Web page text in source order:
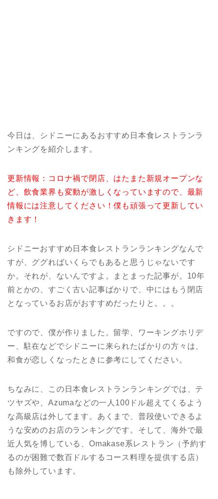
今日は、シドニーにあるおすすめ日本食レストランラ
ンキングを紹介します。
更新情報：コロナ禍で閉店、はたまた新規オープンな
ど、飲食業界も変動が激しくなっていますので、最新
情報には注意してください！僕も頑張って更新してい
きます！
シドニーおすすめ日本食レストランランキングなんで
すが、ググればいくらでもあると思うじゃないです
か。それが、ないんですよ。まとまった記事が。10年
前とかの、すごく古い記事ばかりで、中にはもう閉店
となっているお店がおすすめだったりと。。。
ですので、僕が作りました。留学、ワーキングホリデ
ー、駐在などでシドニーに来られたばかりの方々は、
和食が恋しくなったときに参考にしてください。
ちなみに、この日本食レストランランキングでは、テ
ツヤズや、Azumaなどの一人100ドル超えてくるよう
な高級店は外してます。あくまで、普段使いできるよ
うな安めのお店のランキングです。そして、海外で最
近人気を博している、Omakase系レストラン（予約す
るのが困難で数百ドルするコース料理を提供する店）
も除外しています。